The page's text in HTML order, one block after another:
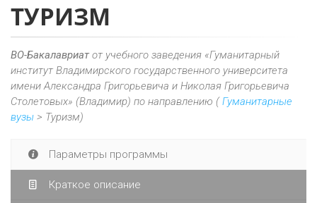
ТУРИЗМ
ВО-Бакалавриатот учебного заведения «Гуманитарный
институт Владимирского государственного университета
имени Александра Григорьевича и Николая Григорьевича
Столетовых» (Владимир) по направлению (Гуманитарные
вузы > Туризм)
Параметры программы
Краткое описание